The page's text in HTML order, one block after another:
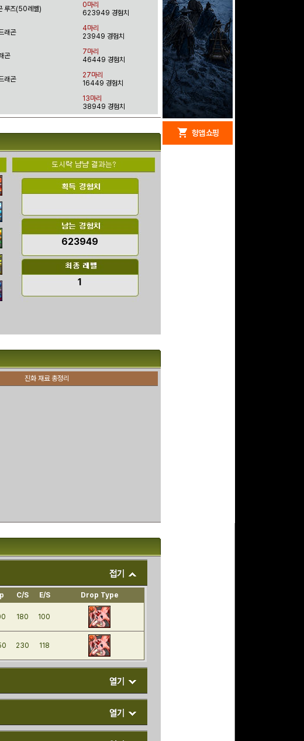
루즈(50레벨)
0마리
623949 경험치
래곤
4마리
23949 경험치
곤
7마리
46449 경험치
래곤
27마리
16449 경험치
13마리
38949 경험치
623949
1
진화 재료 총정리
C/S E/S Drop Type
180 100
230 118
redeem 헝앱 경품
문화상품권 10000원
15,000원 (추첨)
첨)
shopping_cart 헝앱 쇼핑